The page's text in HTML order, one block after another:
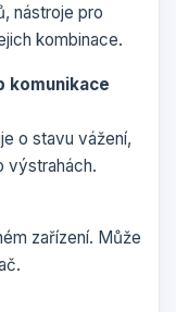
nástroje pro
kombinace.
komunikace
o stavu vážení,
výstrahách.
zařízení. Může